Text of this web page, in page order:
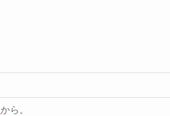
から。